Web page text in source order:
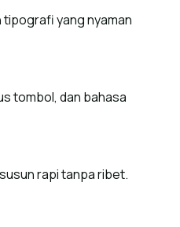
yang nyaman
tombol, dan bahasa
rapi tanpa ribet.